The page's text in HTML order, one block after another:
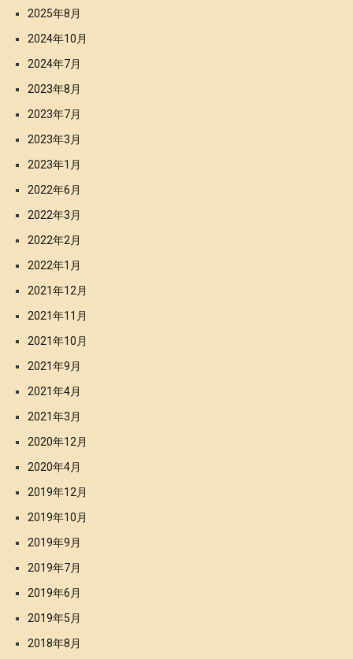
2025年8月
2024年10月
2024年7月
2023年8月
2023年7月
2023年3月
2023年1月
2022年6月
2022年3月
2022年2月
2022年1月
2021年12月
2021年11月
2021年10月
2021年9月
2021年4月
2021年3月
2020年12月
2020年4月
2019年12月
2019年10月
2019年9月
2019年7月
2019年6月
2019年5月
2018年8月